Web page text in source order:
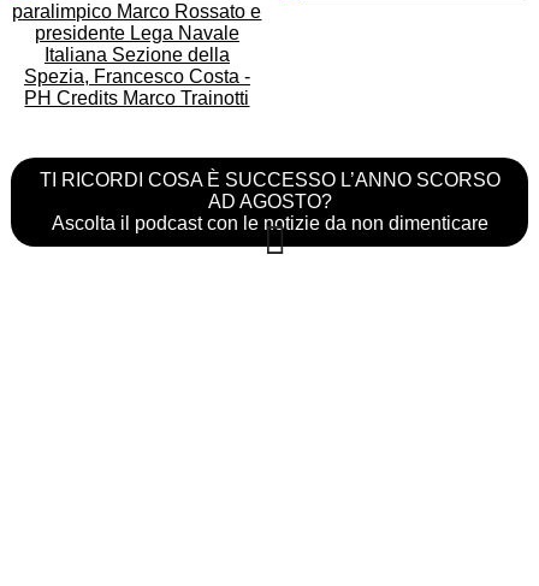
TI RICORDI COSA È SUCCESSO L’ANNO SCORSO
AD AGOSTO?
Ascolta il podcast con le notizie da non dimenticare